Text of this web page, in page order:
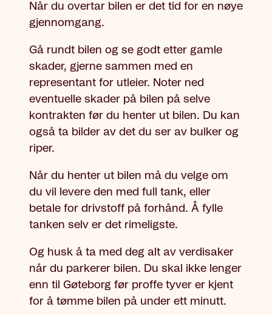
Når du overtar bilen er det tid for en nøye
gjennomgang.
Gå rundt bilen og se godt etter gamle
skader, gjerne sammen med en
representant for utleier. Noter ned
eventuelle skader på bilen på selve
kontrakten før du henter ut bilen. Du kan
også ta bilder av det du ser av bulker og
riper.
Når du henter ut bilen må du velge om
du vil levere den med full tank, eller
betale for drivstoff på forhånd. Å fylle
tanken selv er det rimeligste.
Og husk å ta med deg alt av verdisaker
når du parkerer bilen. Du skal ikke lenger
enn til Gøteborg før proffe tyver er kjent
for å tømme bilen på under ett minutt.